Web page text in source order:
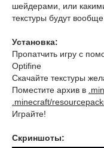
шейдерами, или
текстуры будут
Установка:
Пропатчить игру с
Optifine
Скачайте текстуры
Поместите архив в
.minecraft/
Играйте!
Скриншоты: